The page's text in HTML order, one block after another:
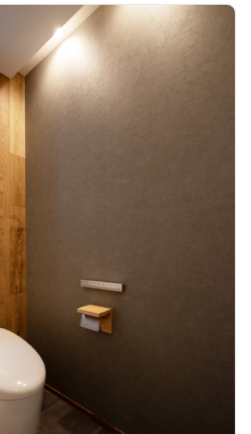
がる。和室に寝転がったときにソファの人と
家族でコミュニケーションが弾む。
ッチンキッチンは石目調のダークカラーでま
からダイニングテーブルまでライティングレ
ンダントライトの位置を調整できるようにし